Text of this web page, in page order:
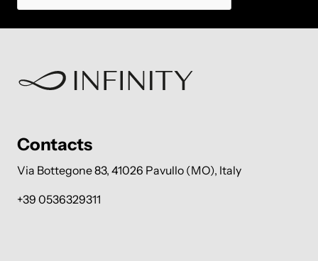
Contacts
Via Bottegone 83, 41026 Pavullo (MO), Italy
+39 0536329311